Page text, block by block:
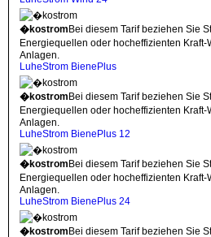
�kostrom Bei diesem Tarif beziehen Sie
Energiequellen oder hocheffizienten
Anlagen.
LuheStrom BienePlus
�kostrom Bei diesem Tarif beziehen Sie
Energiequellen oder hocheffizienten
Anlagen.
LuheStrom BienePlus 12
�kostrom Bei diesem Tarif beziehen Sie
Energiequellen oder hocheffizienten
Anlagen.
LuheStrom BienePlus 24
�kostrom Bei diesem Tarif beziehen Sie